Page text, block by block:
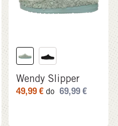
Wendy Slipper
49,99€ do 69,99€